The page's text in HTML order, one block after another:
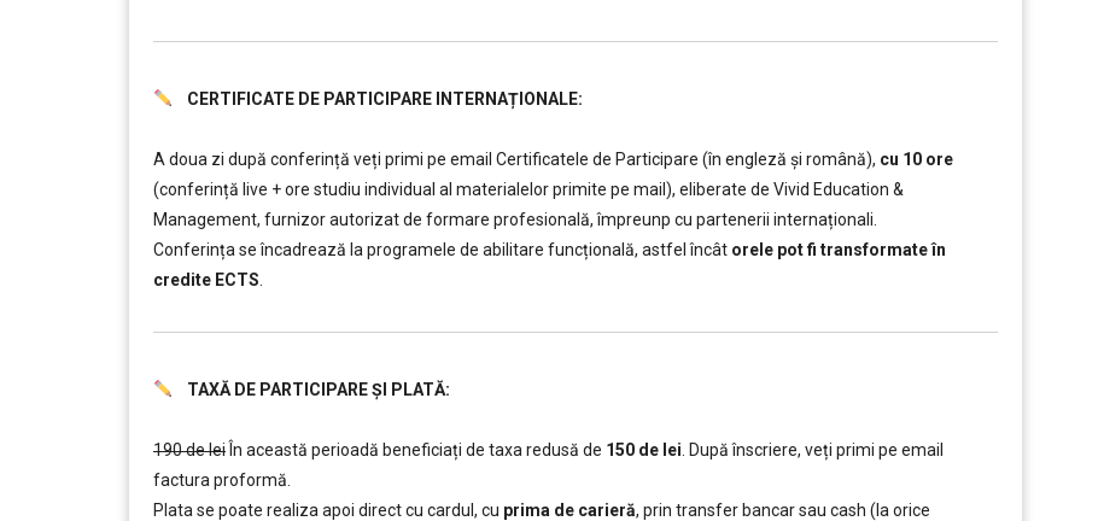
CERTIFICATE DE PARTICIPARE INTERNAȚIONALE:
A doua zi după conferință veți primi pe email Certificatele de Participare (în engleză și română), cu 10 ore
(conferință live + ore studiu individual al materialelor primite pe mail), eliberate de Vivid Education &
Management, furnizor autorizat de formare profesională, împreunp cu partenerii internaționali.
Conferința se încadrează la programele de abilitare funcțională, astfel încât orele pot fi transformate în
credite ECTS
TAXĂ DE PARTICIPARE ȘI PLATĂ:
190 de lei În această perioadă beneficiați de taxa redusă de 150 de lei . După înscriere, veți primi pe email
factura proformă.
Plata se poate realiza apoi direct cu cardul, cu prima de carieră, prin transfer bancar sau cash (la orice